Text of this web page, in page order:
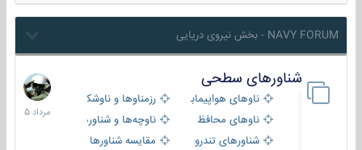
NAVY FORUM - بخش نیروی دریایی
شناورهای سطحی
ناوهای هواپیمابر و بالگرد بررزمناوها و ناوشکن‌ها
ناوهای محافظ
ناوچه‌ها و شناورهای گشتی
شناورهای تندرو
مقایسه شناورها
2
مرداد
1405